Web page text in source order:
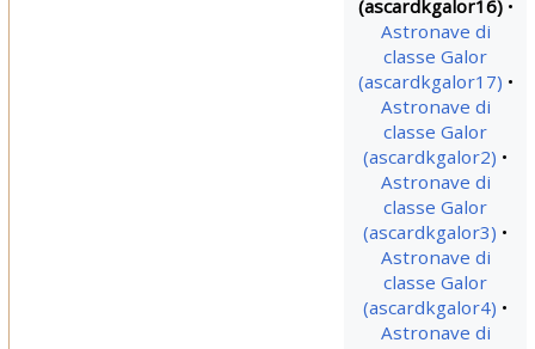
(ascardkgalor16)
Astronave di
classe Galor
(ascardkgalor17)
Astronave di
classe Galor
(ascardkgalor2)
Astronave di
classe Galor
(ascardkgalor3)
Astronave di
classe Galor
(ascardkgalor4)
Astronave di